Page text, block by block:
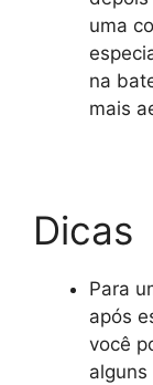
uma
na
mais
Dicas
Para
após
você